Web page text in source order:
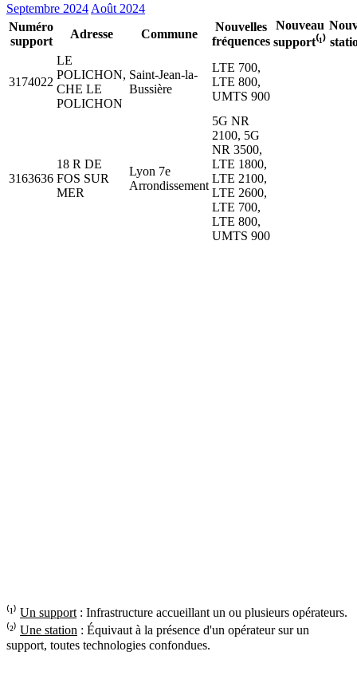
Septembre 2024 Août 2024
Numéro
support
Adresse Commune
Nouvelles
fréquences
Nouveau
support⁽¹⁾
3174022
LE
POLICHON,
CHE LE
POLICHON
Saint-Jean-la-
Bussière
LTE 700,
LTE 800,
UMTS 900
3163636
18 R DE
FOS SUR
MER
Lyon 7e
Arrondissement
5G NR
2100, 5G
NR 3500,
LTE 1800,
LTE 2100,
LTE 2600,
LTE 700,
LTE 800,
UMTS 900
⁽¹⁾ Un support : Infrastructure accueillant un ou plusieurs opérateurs.
⁽²⁾ Une station : Équivaut à la présence d'un opérateur sur un
support, toutes technologies confondues.